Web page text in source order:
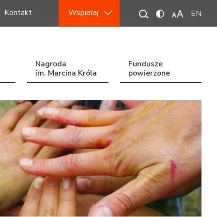
Kontakt Wspieraj EN
Nagroda
im. Marcina Króla
Fundusze
powierzone